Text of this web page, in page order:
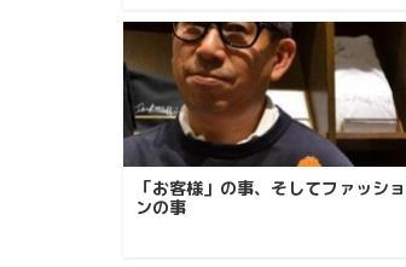
「お客様」の事、そしてファッショ
ンの事